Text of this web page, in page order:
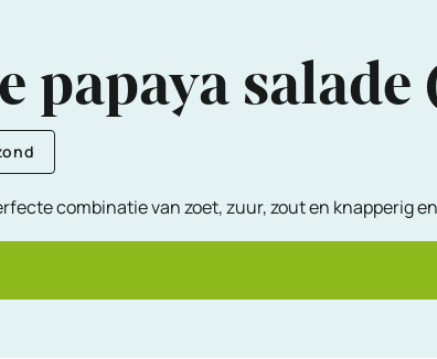
papaya
combinatie van zoet, zuur, zout en knapperig